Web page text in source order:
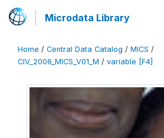
Microdata Library
Home / Central Data Catalog / MICS /
CIV_2006_MICS_V01_M / variable [F4]